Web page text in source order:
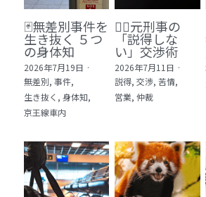
2 発達障害・精神疾患・ケア
3 身体知・非言語・情動 13冊
4 創作・芸術・神秘 30冊
5 教育・マネジメント・学修
6 セールス・マーケティング
ル 21冊
7 ライフスタイル・防災・科
日本語
日本語
🃏無差別事件を
生き抜く ５つ
の身体知
2026年7月19日 ·
無差別, 事件,
生き抜く, 身体知,
京王線車内
🙅‍♂️元刑事の
「説得しな
い」交渉術
2026年7月11日 ·
説得, 交渉, 苦情,
営業, 仲裁